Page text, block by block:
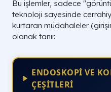
Bu işlemler, sadece
teknoloji sayesinde
kurtaran müdahaleler
olanak tanır.
ENDOSKOPİ VE
ÇEŞİTLERİ